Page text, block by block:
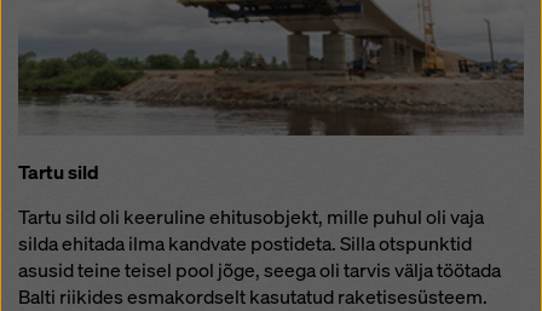
Tartu sild
Tartu sild oli keeruline ehitusobjekt, mille puhul oli vaja
silda ehitada ilma kandvate postideta. Silla otspunktid
asusid teine teisel pool jõge, seega oli tarvis välja töötada
Balti riikides esmakordselt kasutatud raketisesüsteem.